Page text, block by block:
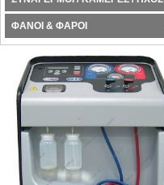
ΦΑΝΟΙ & ΦΑΡΟΙ